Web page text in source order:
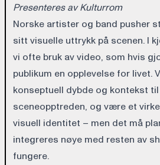
Presenteres av Kulturrom
Norske artister og band pusher
sitt visuelle uttrykk på scenen. I
vi ofte bruk av video, som hvis
publikum en opplevelse for livet.
konseptuell dybde og kontekst
sceneopptreden, og være et
visuell identitet – men det må
integreres nøye med resten av
fungere.